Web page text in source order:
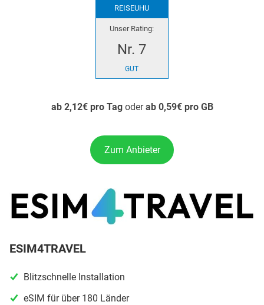
REISEUHU
Unser Rating:
Nr. 7
GUT
ab 2,12€ pro Tagoderab 0,59€ pro GB
Zum Anbieter
ESIM4TRAVEL
Blitzschnelle Installation
eSIM für über 180 Länder